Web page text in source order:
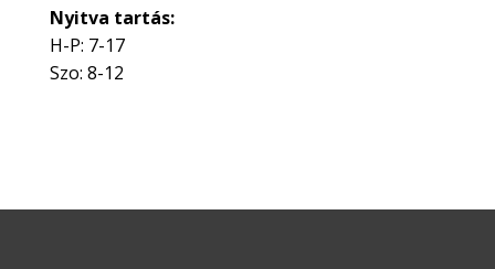
Nyitva tartás:
H-P: 7-17
Szo: 8-12